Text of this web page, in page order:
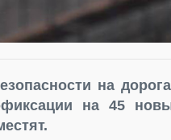
на
на 45